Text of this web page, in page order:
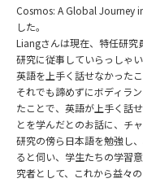
Cosmos: A Global Journey
した。
Liangさんは現在、特任研究
研究に従事していらっしゃ
英語を上手く話せなかった
それでも諦めずにボディラ
たことで、英語が上手く話
とを学んだとのお話に、チ
研究の傍ら日本語を勉強し
ると伺い、学生たちの学習
究者として、これから益々